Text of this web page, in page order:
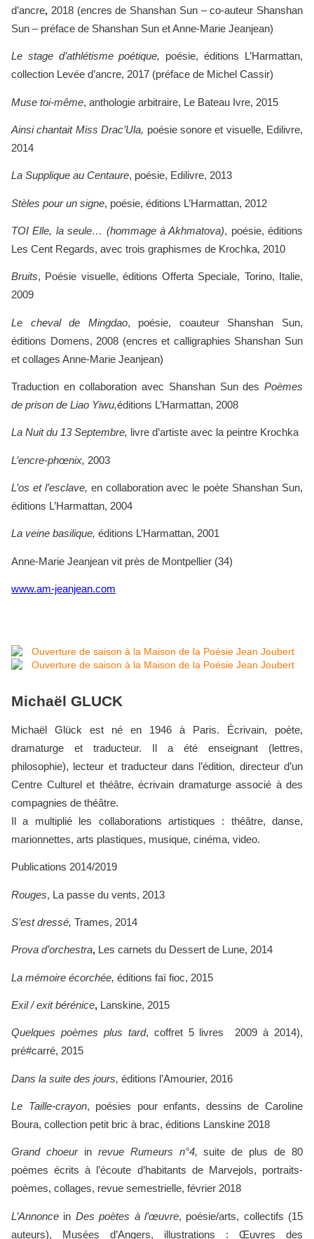
d’ancre, 2018 (encres de Shanshan Sun – co-auteur Shanshan
Sun – préface de Shanshan Sun et Anne-Marie Jeanjean)
Le stage d’athlétisme poétique, poésie, éditions L’Harmattan,
collection Levée d’ancre, 2017 (préface de Michel Cassir)
Muse toi-même, anthologie arbitraire, Le Bateau Ivre, 2015
Ainsi chantait Miss Drac’Ula, poésie sonore et visuelle, Edilivre,
2014
La Supplique au Centaure, poésie, Edilivre, 2013
Stèles pour un signe, poésie, éditions L’Harmattan, 2012
TOI Elle, la seule… (hommage à Akhmatova), poésie, éditions
Les Cent Regards, avec trois graphismes de Krochka, 2010
Bruits, Poésie visuelle, éditions Offerta Speciale, Torino, Italie,
2009
Le cheval de Mingdao, poésie, coauteur Shanshan Sun,
éditions Domens, 2008 (encres et calligraphies Shanshan Sun
et collages Anne-Marie Jeanjean)
Traduction en collaboration avec Shanshan Sun des Poèmes
de prison de Liao Yiwu,éditions L’Harmattan, 2008
La Nuit du 13 Septembre, livre d’artiste avec la peintre Krochka
L’encre-phœnix, 2003
L’os et l’esclave, en collaboration avec le poète Shanshan Sun,
éditions L’Harmattan, 2004
La veine basilique, éditions L’Harmattan, 2001
Anne-Marie Jeanjean vit près de Montpellier (34)
www.am-jeanjean.com
Michaël GLUCK
Michaël Glück est né en 1946 à Paris. Écrivain, poète,
dramaturge et traducteur. Il a été enseignant (lettres,
philosophie), lecteur et traducteur dans l’édition, directeur d’un
Centre Culturel et théâtre, écrivain dramaturge associé à des
compagnies de théâtre.
Il a multiplié les collaborations artistiques : théâtre, danse,
marionnettes, arts plastiques, musique, cinéma, video.
Publications 2014/2019
Rouges, La passe du vents, 2013
S’est dressé, Trames, 2014
Prova d’orchestra, Les carnets du Dessert de Lune, 2014
La mémoire écorchée, éditions faï fioc, 2015
Exil / exit bérénice, Lanskine, 2015
Quelques poèmes plus tard, coffret 5 livres 2009 à 2014),
pré#carré, 2015
Dans la suite des jours, éditions l’Amourier, 2016
Le Taille-crayon, poésies pour enfants, dessins de Caroline
Boura, collection petit bric à brac, éditions Lanskine 2018
Grand choeur in revue Rumeurs n°4,suite de plus de 80
poèmes écrits à l’écoute d’habitants de Marvejols, portraits-
poèmes, collages, revue semestrielle, février 2018
L’Annonce in Des poètes à l’œuvre, poésie/arts, collectifs (15
auteurs), Musées d’Angers, illustrations : Œuvres des